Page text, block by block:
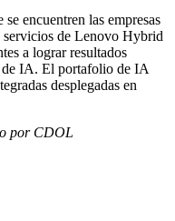
encuentren las empresas
de Lenovo Hybrid
a lograr resultados
de IA. El portafolio de IA
desplegadas en
por CDOL